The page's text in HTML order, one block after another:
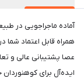
همراه قابل اعتماد شما
عصا پشتیبانی عالی و
ایده‌آل برای